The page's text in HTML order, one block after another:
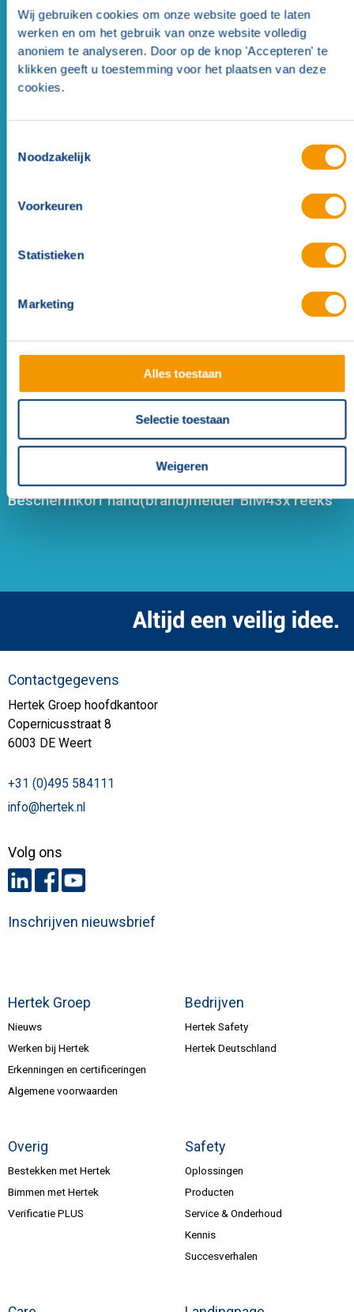
Wij gebruiken cookies om onze website goed te laten
werken en om het gebruik van onze website volledig
anoniem te analyseren. Door op de knop 'Accepteren' te
klikken geeft u toestemming voor het plaatsen van deze
cookies.
Noodzakelijk
Voorkeuren
Statistieken
Marketing
Alles toestaan
Selectie toestaan
Weigeren
Testsleutel handbrandmelder BIM4 serie (10
Beschermkorf hand(brand)melder BIM43x reeks
Hertek Groep
Nieuws
Werken bij Hertek
Erkenningen en certificeringen
Algemene voorwaarden
Bedrijven
Hertek Safety
Hertek Deutschland
Overig
Bestekken met Hertek
Bimmen met Hertek
Verificatie PLUS
Safety
Oplossingen
Producten
Service & Onderhoud
Kennis
Succesverhalen
Contactgegevens
Hertek Groep hoofdkantoor
Copernicusstraat 8
6003 DE Weert
+31 (0)495 584111
info@hertek.nl
Volg ons
Inschrijven nieuwsbrief